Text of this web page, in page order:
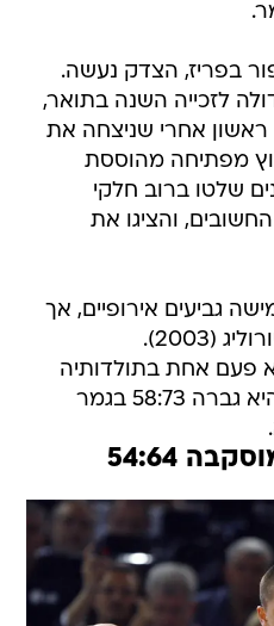
בפריז, הצדק נעשה.
לזכייה השנה בתואר,
אחרי שניצחה את
מוסקבה 54:64. חוץ מפתיחה מהוססת
שלטו ברוב חלקי
והציגו את
גביעים אירופיים, אך
רק אחד מהם היה גביע היורוליג (2003).
פעם אחת בתולדותיה
ביורוליג. בעונת 1996/97 היא גברה 58:73 בגמר
54:64